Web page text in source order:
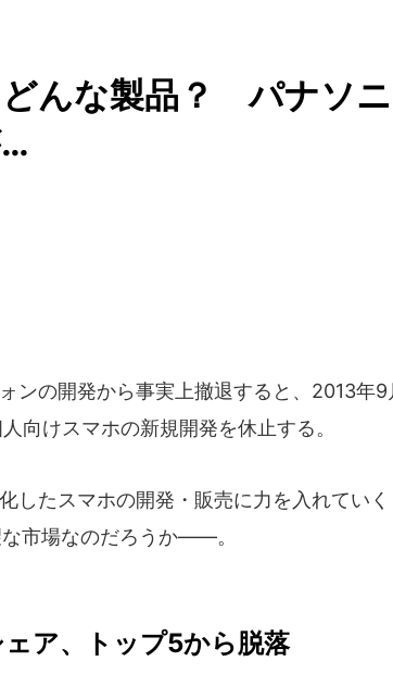
んな製品？ パナソ
ンの開発から事実上撤退すると、2013年
向けスマホの新規開発を休止する。
したスマホの開発・販売に力を入れていく
な市場なのだろうか――。
ア、トップ5から脱落